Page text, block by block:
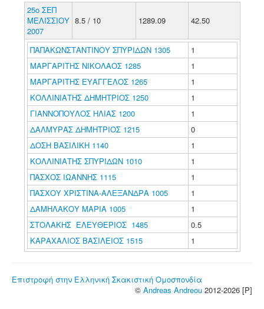
25ο ΣΕΠ
ΜΕΛΙΣΣΙΟΥ
2007
8.5 / 10 1289.09 42.50
ΠΑΠΑΚΩΝΣΤΑΝΤΙΝΟΥ ΣΠΥΡΙΔΩΝ 1305
1
ΜΑΡΓΑΡΙΤΗΣ ΝΙΚΟΛΑΟΣ 1285
1
ΜΑΡΓΑΡΙΤΗΣ ΕΥΑΓΓΕΛΟΣ 1265
1
ΚΟΛΛΙΝΙΑΤΗΣ ΔΗΜΗΤΡΙΟΣ 1250
1
ΓΙΑΝΝΟΠΟΥΛΟΣ ΗΛΙΑΣ 1200
1
ΔΑΛΜΥΡΑΣ ΔΗΜΗΤΡΙΟΣ 1215
0
ΔΟΣΗ ΒΑΣΙΛΙΚΗ 1140
1
ΚΟΛΛΙΝΙΑΤΗΣ ΣΠΥΡΙΔΩΝ 1010
1
ΠΑΣΧΟΣ ΙΩΑΝΝΗΣ 1115
1
ΠΑΣΧΟΥ ΧΡΙΣΤΙΝΑ-ΑΛΕΞΑΝΔΡΑ 1005
1
ΔΑΜΗΛΑΚΟΥ ΜΑΡΙΑ 1005
1
ΣΤΟΛΑΚΗΣ ΕΛΕΥΘΕΡΙΟΣ 1485
0.5
ΚΑΡΑΧΑΛΙΟΣ ΒΑΣΙΛΕΙΟΣ 1515
1
Επιστροφή στην Ελληνική Σκακιστική Ομοσπονδία
© Andreas Andreou 2012-2026 [P]